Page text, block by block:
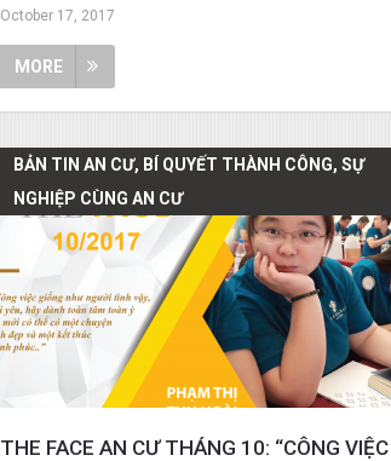
October 17, 2017
MORE
BẢN TIN AN CƯ, BÍ QUYẾT THÀNH CÔNG, SỰ
NGHIỆP CÙNG AN CƯ
THE FACE AN CƯ THÁNG 10: “CÔNG VIỆC